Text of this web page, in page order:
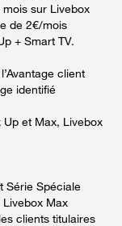
sur Livebox
de 2€/mois
+ Smart TV.
client
identifié
et Max, Livebox
Série Spéciale
Max
clients titulaires